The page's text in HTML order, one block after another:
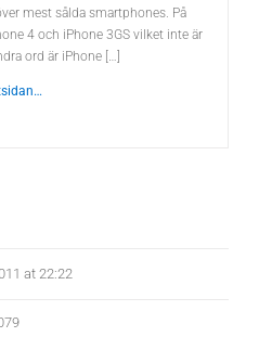
mest sålda smartphones. På
4 och iPhone 3GS vilket inte är
ord är iPhone […]
at 22:22